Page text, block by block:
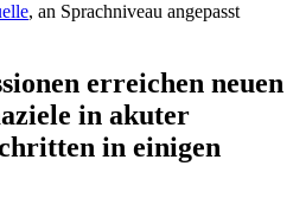
, an Sprachniveau angepasst
erreichen neuen
in akuter
in einigen